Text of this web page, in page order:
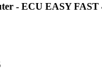
- ECU EASY